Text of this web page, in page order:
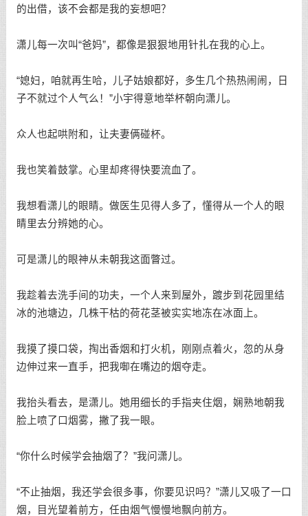
的出借，该不会都是我的妄想吧？
潇儿每一次叫“爸妈”，都像是狠狠地用针扎在我的心上。
“媳妇，咱就再生哈，儿子姑娘都好，多生几个热热闹闹，日
子不就过个人气么！”小宇得意地举杯朝向潇儿。
众人也起哄附和，让夫妻俩碰杯。
我也笑着鼓掌。心里却疼得快要流血了。
我想看潇儿的眼睛。做医生见得人多了，懂得从一个人的眼
睛里去分辨她的心。
可是潇儿的眼神从未朝我这面瞥过。
我趁着去洗手间的功夫，一个人来到屋外，踱步到花园里结
冰的池塘边，几株干枯的荷花茎被实实地冻在冰面上。
我摸了摸口袋，掏出香烟和打火机，刚刚点着火，忽的从身
边伸过来一直手，把我啣在嘴边的烟夺走。
我抬头看去，是潇儿。她用细长的手指夹住烟，娴熟地朝我
脸上喷了口烟雾，撇了我一眼。
“你什么时候学会抽烟了？”我问潇儿。
“不止抽烟，我还学会很多事，你要见识吗？”潇儿又吸了一口
烟，目光望着前方，任由烟气慢慢地飘向前方。